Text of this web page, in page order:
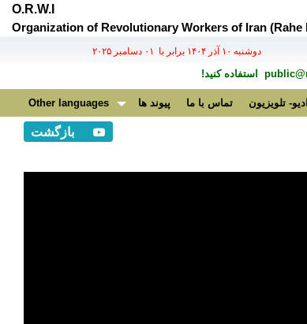
O.R.W.I
Organization of Revolutionary Workers of Iran (Rahe
دوشنبه ۱۰ آذر ۱۴۰۴ برابر با ۰۱ دسامبر ۲۰۲۵
استفاده کنید!
تلویزیون تماس با ما پیوند ها Other languages
بازگشت